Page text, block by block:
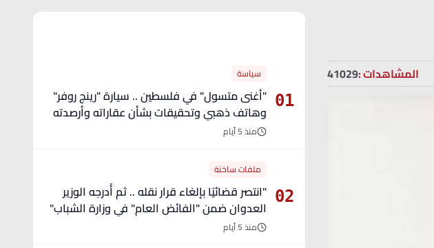
المشاهدات :41029
01
سياسة
"أغنى متسول" في فلسطين .. سيارة "رينج روفر"
وهاتف ذهبي وتحقيقات بشأن عقاراته وأرصدته
منذ 5 أيام
02
ملفات ساخنة
"انتصر قضائيًا بإلغاء قرار نقله .. ثم أُدرجه الوزير
العدوان ضمن "الفائض العام" في وزارة الشباب"
- تفاصيل
منذ 5 أيام